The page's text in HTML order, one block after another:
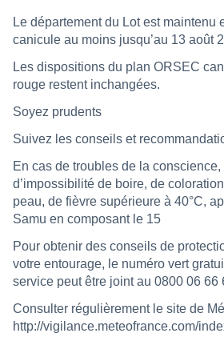
Le département du Lot est maintenu
canicule au moins jusqu’au 13 août
Les dispositions du plan ORSEC
rouge restent inchangées.
Soyez prudents
Suivez les conseils et
En cas de troubles de la conscience,
d’impossibilité de boire, de
peau, de fièvre supérieure à 40°C,
Samu en composant le 15
Pour obtenir des conseils de
votre entourage, le numéro vert
service peut être joint au 0800 06 66
Consulter régulièrement le site de
http://vigilance.meteofrance.com/